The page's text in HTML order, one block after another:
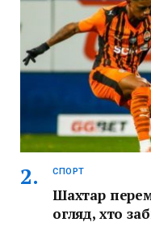
СПОРТ
Шахтар
огляд, хто